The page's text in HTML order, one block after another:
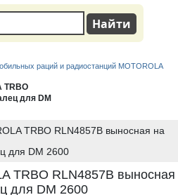
раций и радиостанций MOTOROLA
TRBO
для DM
TRBO RLN4857B выносная на
для DM 2600
TRBO RLN4857B выносная
для DM 2600